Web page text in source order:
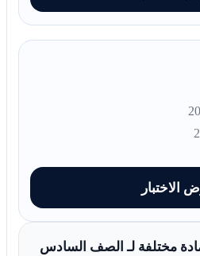
الاختبار
مختلفة لـ الصف السادس